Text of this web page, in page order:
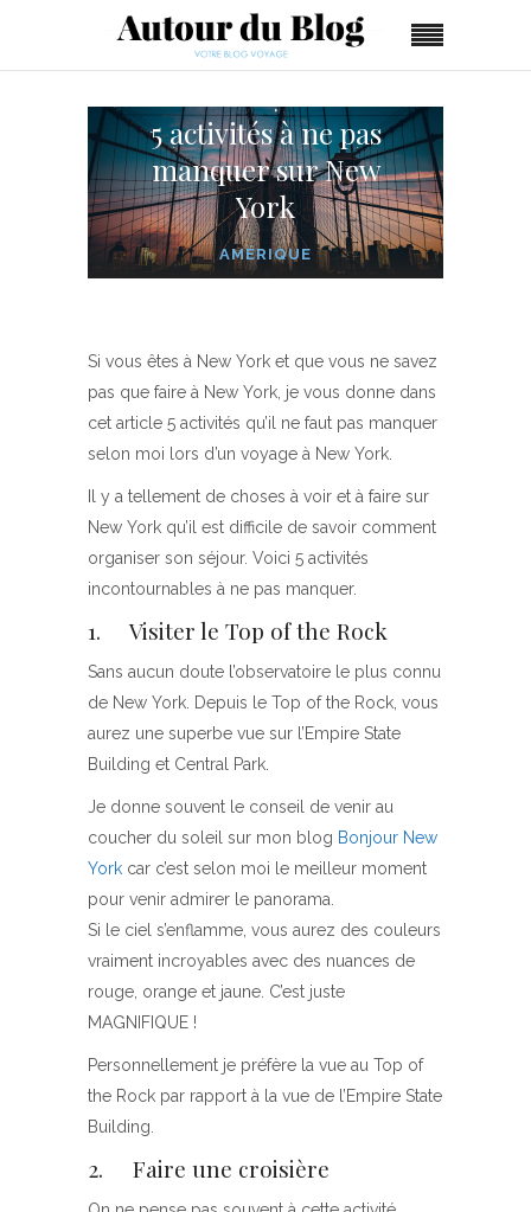
5 activités à ne pas
manquer sur New
York
AMÉRIQUE
Si vous êtes à New York et que vous ne savez
pas que faire à New York, je vous donne dans
cet article 5 activités qu’il ne faut pas manquer
selon moi lors d’un voyage à New York.
Il y a tellement de choses à voir et à faire sur
New York qu’il est difficile de savoir comment
organiser son séjour. Voici 5 activités
incontournables à ne pas manquer.
1. Visiter le Top of the Rock
Sans aucun doute l’observatoire le plus connu
de New York. Depuis le Top of the Rock, vous
aurez une superbe vue sur l’Empire State
Building et Central Park.
Je donne souvent le conseil de venir au
coucher du soleil sur mon blog Bonjour New
York car c’est selon moi le meilleur moment
pour venir admirer le panorama.
Si le ciel s’enflamme, vous aurez des couleurs
vraiment incroyables avec des nuances de
rouge, orange et jaune. C’est juste
MAGNIFIQUE !
Personnellement je préfère la vue au Top of
the Rock par rapport à la vue de l’Empire State
Building.
2. Faire une croisière